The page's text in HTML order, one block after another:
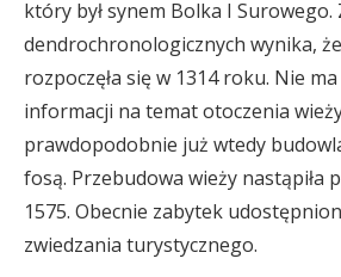
który był synem Bolka I Surowego.
dendrochronologicznych wynika,
rozpoczęła się w 1314 roku. Nie ma
informacji na temat otoczenia
prawdopodobnie już wtedy
fosą. Przebudowa wieży nastąpiła
1575. Obecnie zabytek
zwiedzania turystycznego.